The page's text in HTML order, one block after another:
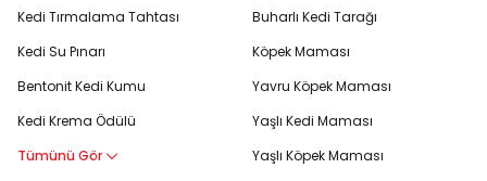
Kedi Tırmalama Tahtası
Kedi Su Pınarı
Bentonit Kedi Kumu
Kedi Krema Ödülü
Tümünü Gör
Buharlı Kedi Tarağı
Köpek Maması
Yavru Köpek Maması
Yaşlı Kedi Maması
Yaşlı Köpek Maması